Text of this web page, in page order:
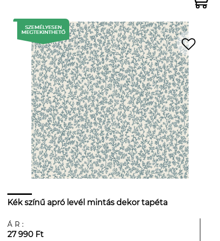
Kék színű apró levél mintás dekor tapéta
ÁR:
27 990 Ft